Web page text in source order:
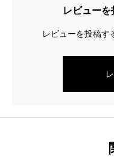
レビューを
レビューを投稿す